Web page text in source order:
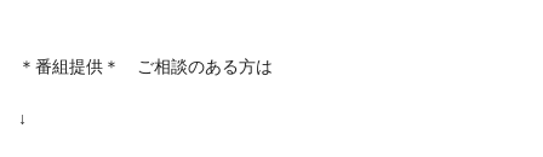
＊番組提供＊ ご相談のある方は
↓